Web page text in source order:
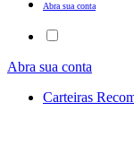
Abra sua conta
Abra sua conta
Carteiras